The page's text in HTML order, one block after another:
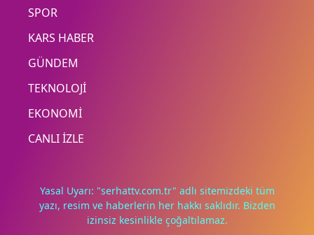
SPOR
KARS HABER
GÜNDEM
TEKNOLOJİ
EKONOMİ
CANLI İZLE
Yasal Uyarı: "serhattv.com.tr" adlı sitemizdeki tüm
yazı, resim ve haberlerin her hakkı saklıdır. Bizden
izinsiz kesinlikle çoğaltılamaz.